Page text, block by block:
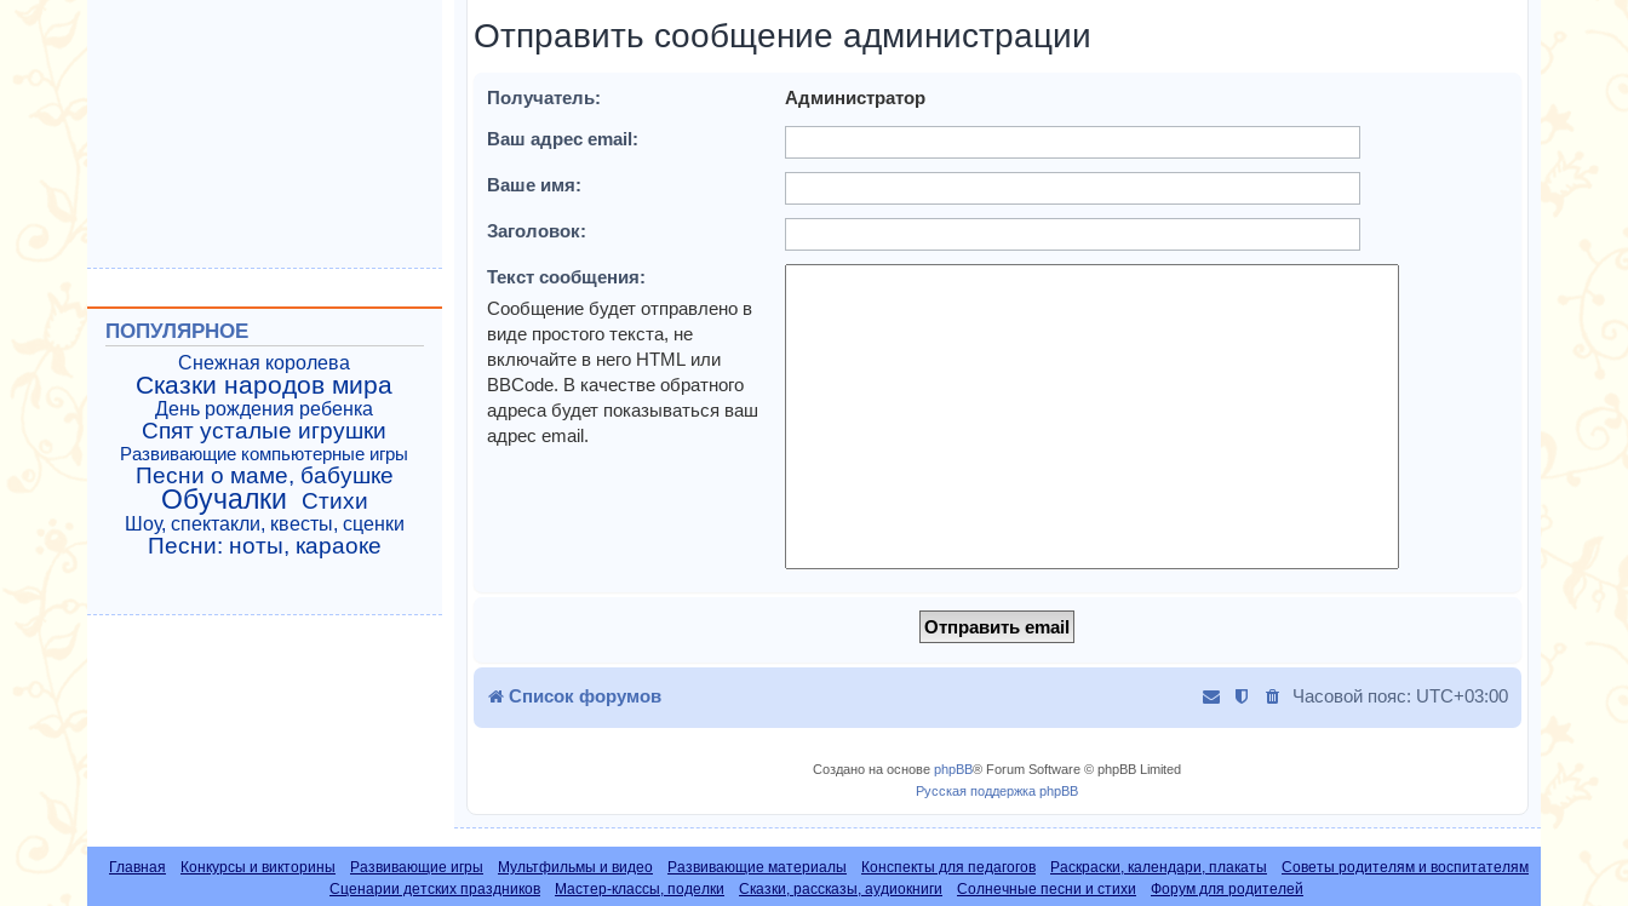
Отправить сообщение администрации
Получатель:
Администратор
Ваш адрес email:
Ваше имя:
Заголовок:
Текст сообщения:
Сообщение будет отправлено в
виде простого текста, не
включайте в него HTML или
BBCode. В качестве обратного
адреса будет показываться ваш
адрес email.
Список форумов Часовой пояс: UTC+03:00
Создано на основеphpBB® Forum Software © phpBB Limited
Русская поддержка phpBB
ПОПУЛЯРНОЕ
Снежная королева
Сказки народов мира
День рождения ребенка
Спят усталые игрушки
Развивающие компьютерные игры
Песни о маме, бабушке
Обучалки Стихи
Шоу, спектакли, квесты, сценки
Песни: ноты, караоке
Главная Конкурсы и викторины Развивающие игры Мультфильмы и видео Развивающие материалы Конспекты для педагогов Раскраски, календари, плакаты
Советы родителям и воспитателям
Сценарии детских праздников
Мастер-классы, поделки Сказки, рассказы, аудиокниги Солнечные песни и стихи Форум для родителей